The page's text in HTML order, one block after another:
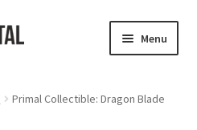
Menu
Primal Collectible: Dragon Blade